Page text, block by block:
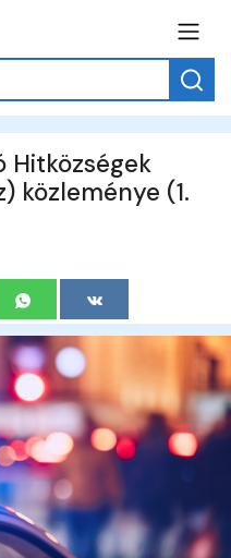
Hitközségek
közleménye (1.